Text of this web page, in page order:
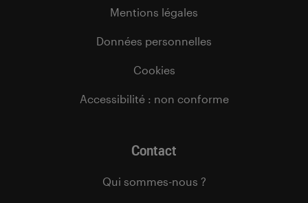
Mentions légales
Données personnelles
Cookies
Accessibilité : non conforme
Contact
Qui sommes-nous ?